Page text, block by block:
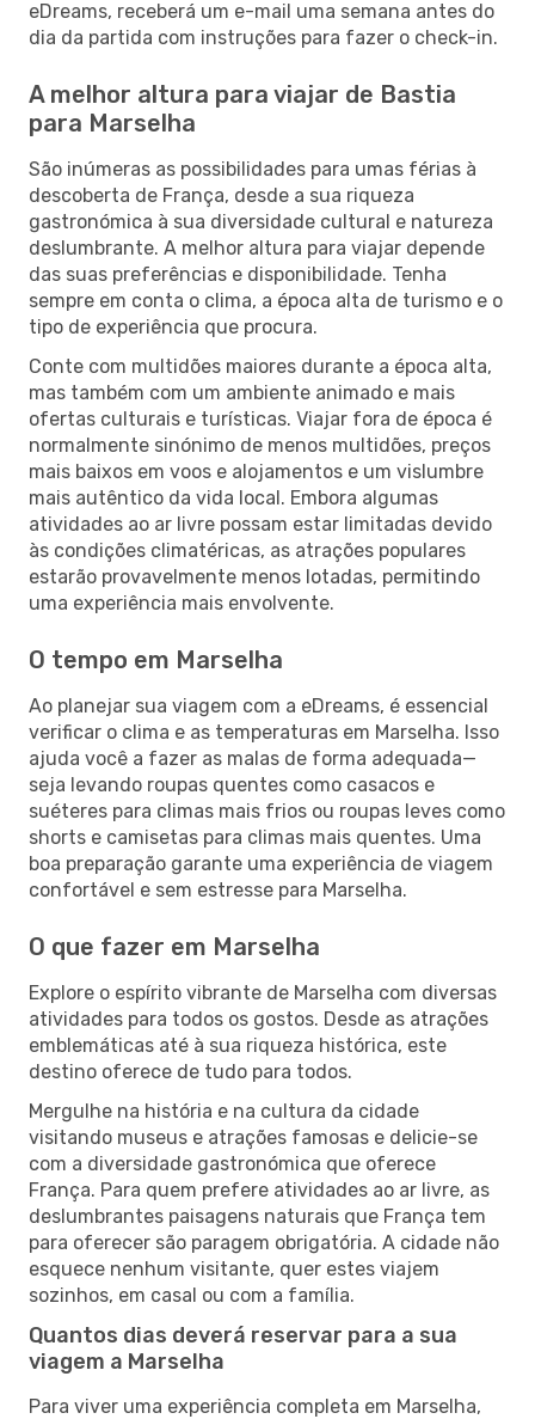
eDreams, receberá um e-mail uma semana antes do
dia da partida com instruções para fazer o check-in.
A melhor altura para viajar de Bastia
para Marselha
São inúmeras as possibilidades para umas férias à
descoberta de França, desde a sua riqueza
gastronómica à sua diversidade cultural e natureza
deslumbrante. A melhor altura para viajar depende
das suas preferências e disponibilidade. Tenha
sempre em conta o clima, a época alta de turismo e o
tipo de experiência que procura.
Conte com multidões maiores durante a época alta,
mas também com um ambiente animado e mais
ofertas culturais e turísticas. Viajar fora de época é
normalmente sinónimo de menos multidões, preços
mais baixos em voos e alojamentos e um vislumbre
mais autêntico da vida local. Embora algumas
atividades ao ar livre possam estar limitadas devido
às condições climatéricas, as atrações populares
estarão provavelmente menos lotadas, permitindo
uma experiência mais envolvente.
O tempo em Marselha
Ao planejar sua viagem com a eDreams, é essencial
verificar o clima e as temperaturas em Marselha. Isso
ajuda você a fazer as malas de forma adequada—
seja levando roupas quentes como casacos e
suéteres para climas mais frios ou roupas leves como
shorts e camisetas para climas mais quentes. Uma
boa preparação garante uma experiência de viagem
confortável e sem estresse para Marselha.
O que fazer em Marselha
Explore o espírito vibrante de Marselha com diversas
atividades para todos os gostos. Desde as atrações
emblemáticas até à sua riqueza histórica, este
destino oferece de tudo para todos.
Mergulhe na história e na cultura da cidade
visitando museus e atrações famosas e delicie-se
com a diversidade gastronómica que oferece
França. Para quem prefere atividades ao ar livre, as
deslumbrantes paisagens naturais que França tem
para oferecer são paragem obrigatória. A cidade não
esquece nenhum visitante, quer estes viajem
sozinhos, em casal ou com a família.
Quantos dias deverá reservar para a sua
viagem a Marselha
Para viver uma experiência completa em Marselha,